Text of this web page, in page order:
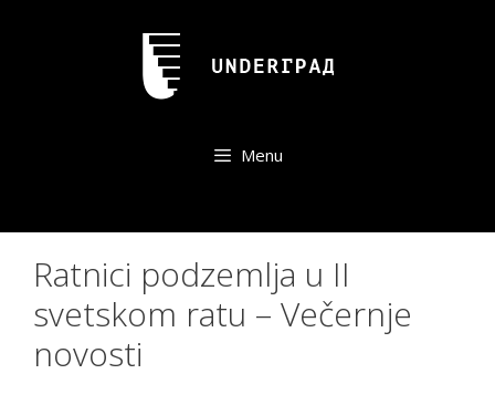
Menu
Ratnici podzemlja u II
svetskom ratu – Večernje
novosti